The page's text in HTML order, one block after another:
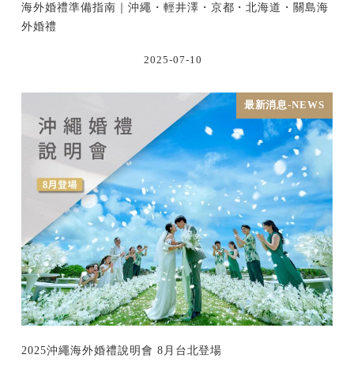
海外婚禮準備指南｜沖繩・輕井澤・京都・北海道・關島海
外婚禮
2025-07-10
最新消息-NEWS
2025沖繩海外婚禮說明會 8月台北登場